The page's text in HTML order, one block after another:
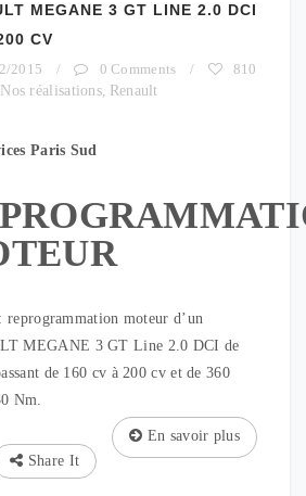
MEGANE 3 GT LINE 2.0 DCI
CV
2015 / 0 Comments /
810
Nos réalisations, Renault
Paris Sud
: reprogrammation moteur d’un
MEGANE 3 GT Line 2.0 DCI de
de 160 cv à 200 cv et de 360
Nm.
En savoir plus
Share It